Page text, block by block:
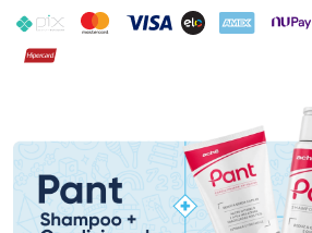
PIX MasterCard
VISA ELO AMEX NuPay
Hipercard
Promoção em Destaque